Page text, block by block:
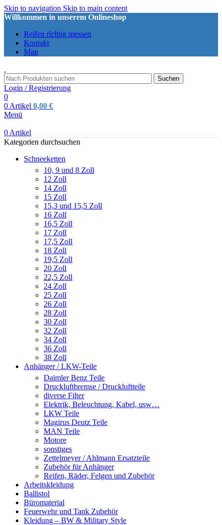
Skip to navigation Skip to main content
Willkommen in unserem Onlineshop
Reifen richtig messen
Kontakt
Map
Suchen
Login / Registrierung
0
0 Artikel 0,00 €
Menü
0 Artikel
Kategorien durchsuchen
Schneeketten
10, 9 und 8 Zoll
12 Zoll
14 Zoll
15 Zoll
15,3 und 15,5 Zoll
16 Zoll
16,5 Zoll
17 Zoll
17,5 Zoll
18 Zoll
19,5 Zoll
20 Zoll
22,5 Zoll
24 Zoll
25 Zoll
26 Zoll
28 Zoll
30 Zoll
32 Zoll
34 Zoll
36 Zoll
38 Zoll
Anhänger / LKW-Teile
Daimler Benz Teile
Druckluftbremse / Druckluftteile
diverse Filter
Elektrik, Beleuchtung, Kabel, usw…
LKW Teile
Magirus Deutz Teile
MAN Teile
Motore
sonstiges
Zettelmeyer / Ahlmann Ersatzteile
Zubehör für Anhänger
Reifen, Räder, Felgen und Zubehör
Arbeitskleidung
Ballistol
Büromaterial
Feuerwehr und Tank Zubehör
Kleidung – BW & Military Style